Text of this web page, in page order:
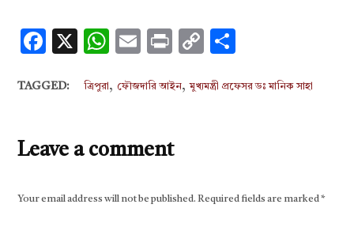
Facebook
X WhatsApp
EmailPrintCopy
TAGGED: ত্রিপুরা , ফৌজদারি আইন,মুখ্যমন্ত্রী প্রফেসর ডঃ মানিক সাহা
Leave a comment
Your email address will not be published. Required fields are marked*